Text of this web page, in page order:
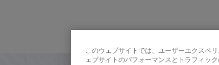
このウェブサイトでは、ユーザーエクスペ
ェブサイトのパフォーマンスとトラフィッ